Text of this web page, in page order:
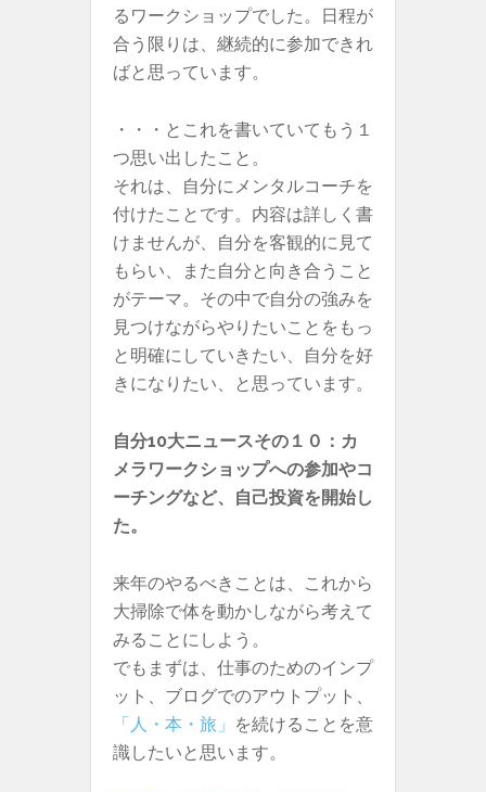
るワークショップでした。日程が
合う限りは、継続的に参加できれ
ばと思っています。
・・・とこれを書いていてもう１
つ思い出したこと。
それは、自分にメンタルコーチを
付けたことです。内容は詳しく書
けませんが、自分を客観的に見て
もらい、また自分と向き合うこと
がテーマ。その中で自分の強みを
見つけながらやりたいことをもっ
と明確にしていきたい、自分を好
きになりたい、と思っています。
自分10大ニュースその１０：カ
メラワークショップへの参加やコ
ーチングなど、自己投資を開始し
た。
来年のやるべきことは、これから
大掃除で体を動かしながら考えて
みることにしよう。
でもまずは、仕事のためのインプ
ット、ブログでのアウトプット、
「人・本・旅」 を続けることを意
識したいと思います。